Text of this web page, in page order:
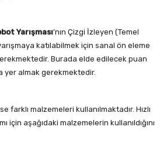
Yarışması’nın Çizgi İzleyen (Temel
katılabilmek için sanal ön eleme
Burada elde edilecek puan
yer almak gerekmektedir.
farklı malzemeleri kullanılmaktadır. Hızlı
için aşağıdaki malzemelerin kullanıldığını